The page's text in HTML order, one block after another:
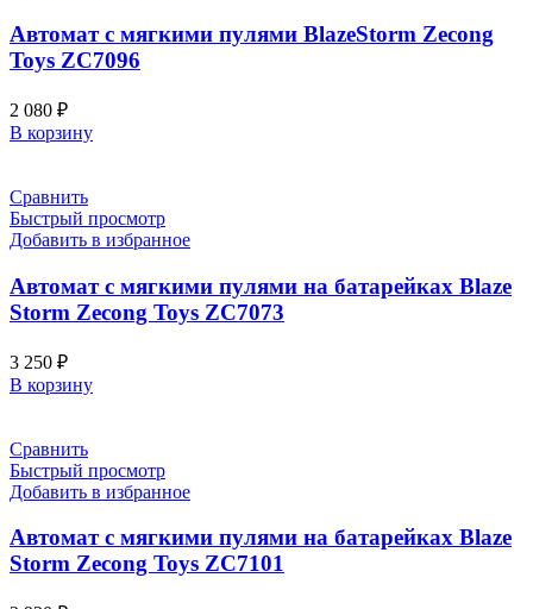
Автомат с мягкими пулями BlazeStorm Zecong
Toys ZC7096
2 080 ₽
В корзину
Сравнить
Быстрый просмотр
Добавить в избранное
Автомат с мягкими пулями на батарейках Blaze
Storm Zecong Toys ZC7073
3 250 ₽
В корзину
Сравнить
Быстрый просмотр
Добавить в избранное
Автомат с мягкими пулями на батарейках Blaze
Storm Zecong Toys ZC7101